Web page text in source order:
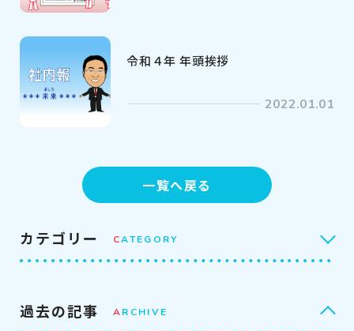
令和４年 年頭挨拶
2022.01.01
一覧へ戻る
カテゴリー CATEGORY
過去の記事 ARCHIVE